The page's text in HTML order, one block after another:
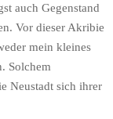
auch Gegenstand
Vor dieser Akribie
mein kleines
Solchem
Neustadt sich ihrer